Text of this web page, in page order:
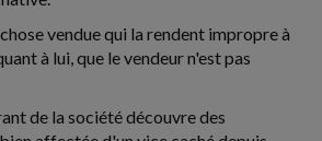
vendue qui la rendent impropre à
à lui, que le vendeur n'est pas
de la société découvre des